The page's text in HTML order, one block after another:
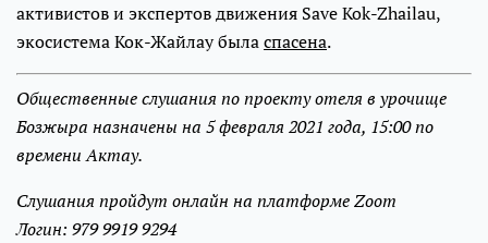
активистов и экспертов движения Save Kok-Zhailau,
экосистема Кок-Жайлау быласпасена.
Общественные слушания по проекту отеля в урочище
Бозжыра назначены на 5 февраля 2021 года, 15:00 по
времени Актау.
Слушания пройдут онлайн на платформе Zoom
Логин: 979 9919 9294